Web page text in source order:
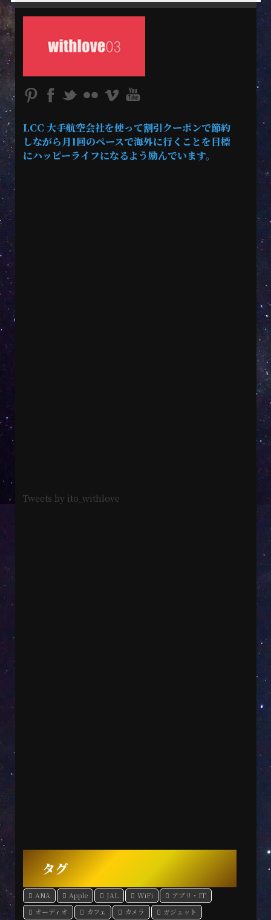
LCC 大手航空会社を使って割引クーポンで節約
しながら月1回のペースで海外に行くことを目標
にハッピーライフになるよう励んでいます。
Tweets by ito_withlove
タグ
ANA Apple JAL WiFi
アプリ・IT
オーディオ
カフェ カメラ
ガジェット